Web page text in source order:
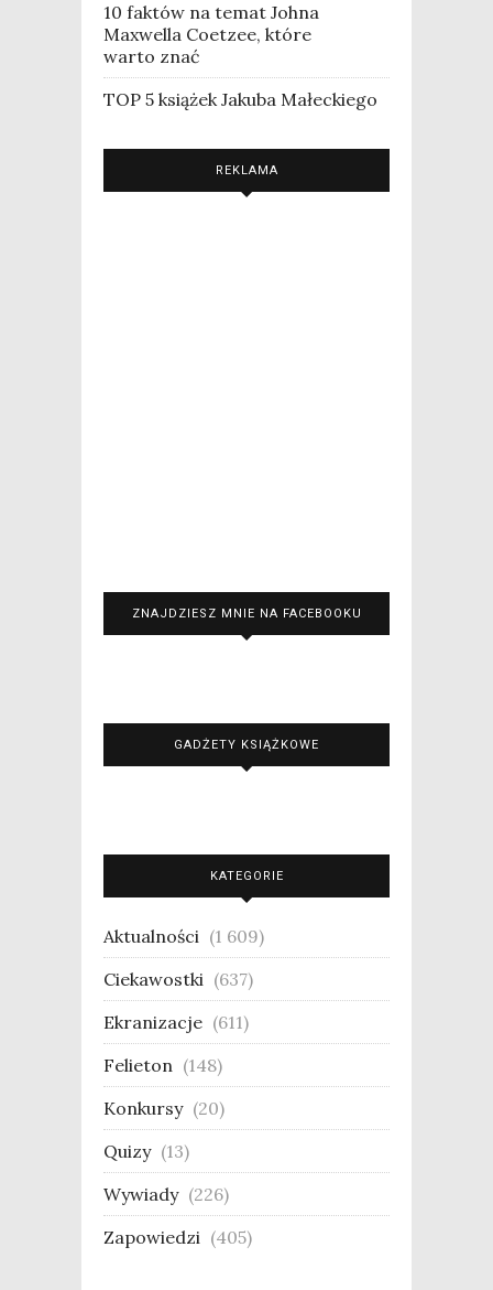
10 faktów na temat Johna
Maxwella Coetzee, które
warto znać
TOP 5 książek Jakuba Małeckiego
REKLAMA
ZNAJDZIESZ MNIE NA FACEBOOKU
GADŻETY KSIĄŻKOWE
KATEGORIE
Aktualności (1 609)
Ciekawostki (637)
Ekranizacje (611)
Felieton (148)
Konkursy (20)
Quizy (13)
Wywiady (226)
Zapowiedzi (405)